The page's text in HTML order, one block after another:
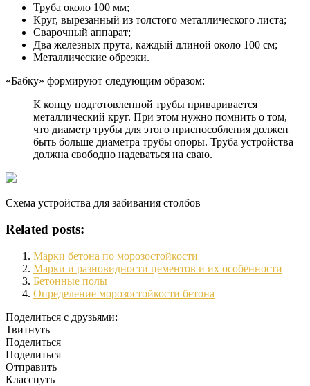
Труба около 100 мм;
Круг, вырезанный из толстого металлического листа;
Сварочный аппарат;
Два железных прута, каждый длиной около 100 см;
Металлические обрезки.
«Бабку» формируют следующим образом:
К концу подготовленной трубы приваривается
металлический круг. При этом нужно помнить о том,
что диаметр трубы для этого приспособления должен
быть больше диаметра трубы опоры. Труба устройства
должна свободно надеваться на сваю.
Схема устройства для забивания столбов
Related posts:
Марки бетона по морозостойкости
Марки и разновидности цементов и их особенности
Бетонные полы
Определение морозостойкости бетона
Поделиться с друзьями:
Твитнуть
Поделиться
Поделиться
Отправить
Класснуть